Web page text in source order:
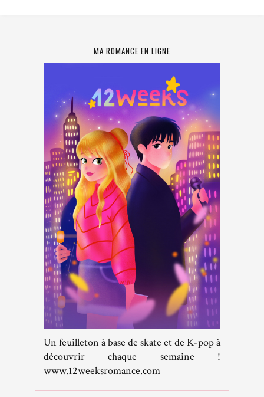
MA ROMANCE EN LIGNE
Un feuilleton à base de skate et de K-pop à
découvrir chaque semaine !
www.12weeksromance.com